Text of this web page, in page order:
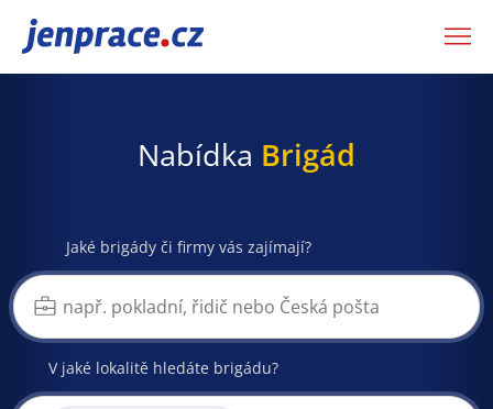
JenPráce.cz
Nabídka Brigád
Jaké brigády či firmy vás zajímají?
V jaké lokalitě hledáte brigádu?